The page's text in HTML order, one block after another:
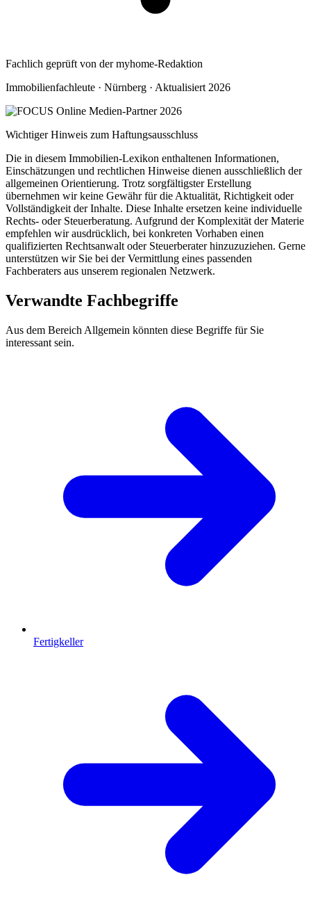
Fachlich geprüft von der myhome-Redaktion
Immobilienfachleute · Nürnberg · Aktualisiert 2026
Wichtiger Hinweis zum Haftungsausschluss
Die in diesem Immobilien-Lexikon enthaltenen Informationen,
Einschätzungen und rechtlichen Hinweise dienen ausschließlich der
allgemeinen Orientierung. Trotz sorgfältigster Erstellung
übernehmen wir keine Gewähr für die Aktualität, Richtigkeit oder
Vollständigkeit der Inhalte. Diese Inhalte ersetzen keine individuelle
Rechts- oder Steuerberatung. Aufgrund der Komplexität der Materie
empfehlen wir ausdrücklich, bei konkreten Vorhaben einen
qualifizierten Rechtsanwalt oder Steuerberater hinzuzuziehen. Gerne
unterstützen wir Sie bei der Vermittlung eines passenden
Fachberaters aus unserem regionalen Netzwerk.
Verwandte Fachbegriffe
Aus dem Bereich Allgemein könnten diese Begriffe für Sie
interessant sein.
Fertigkeller